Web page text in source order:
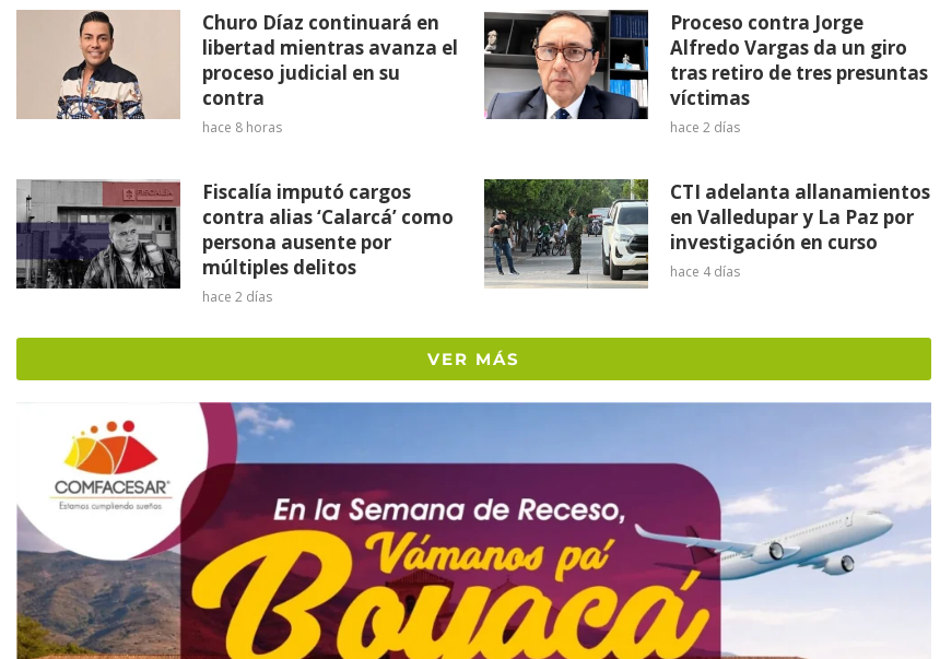
Churo Díaz continuará en
libertad mientras avanza el
proceso judicial en su
contra
hace 8 horas
Proceso contra Jorge
Alfredo Vargas da un giro
tras retiro de tres presuntas
víctimas
hace 2 días
Fiscalía imputó cargos
contra alias ‘Calarcá’ como
persona ausente por
múltiples delitos
hace 2 días
CTI adelanta allanamientos
en Valledupar y La Paz por
investigación en curso
hace 4 días
VER MÁS